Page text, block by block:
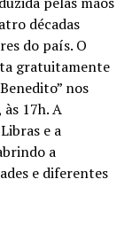
cultura,
décadas
do país. O
gratuitamente
nos
17h. A
e a
a
e diferentes